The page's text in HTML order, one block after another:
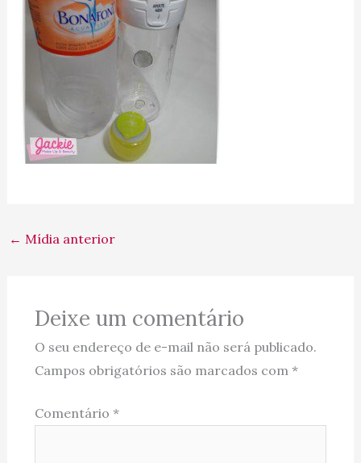
← Mídia anterior
Deixe um comentário
O seu endereço de e-mail não será publicado.
Campos obrigatórios são marcados com *
Comentário *